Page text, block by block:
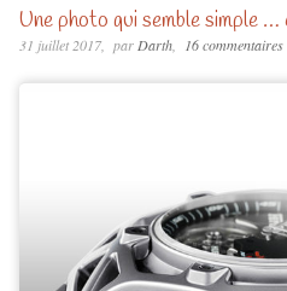
Une photo qui semble simple …
31 juillet 2017 parDarth 16 commentaires